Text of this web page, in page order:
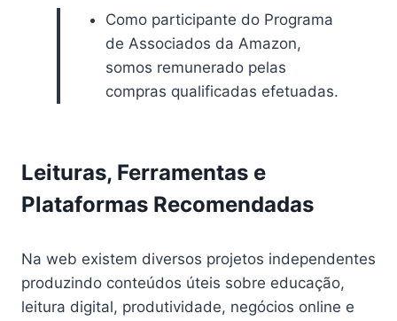
Como participante do Programa
de Associados da Amazon,
somos remunerado pelas
compras qualificadas efetuadas.
Leituras, Ferramentas e
Plataformas Recomendadas
Na web existem diversos projetos independentes
produzindo conteúdos úteis sobre educação,
leitura digital, produtividade, negócios online e